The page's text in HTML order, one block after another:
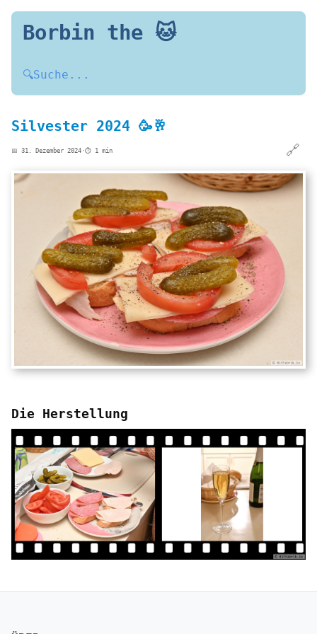
Borbin the 🐱
🔍Suche...
Silvester 2024 🥳🥂
📅 31. Dezember 2024 ·⏱️ 1 min 🔗
Die Herstellung